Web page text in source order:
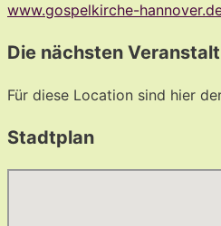
www.gospelkirche-
Die nächsten
Für diese Location sind hier
Stadtplan